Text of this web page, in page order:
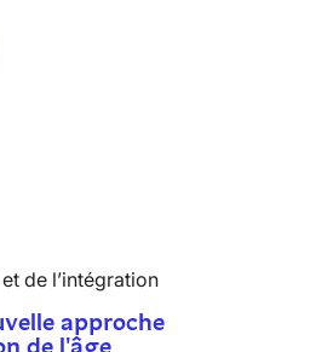
de l’intégration
approche
de l'âge